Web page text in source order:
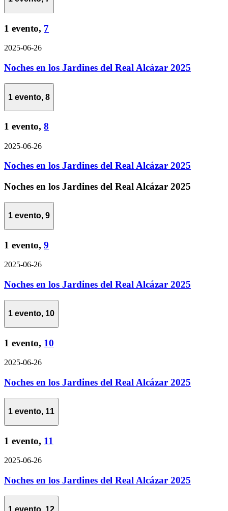
1 evento, 7
2025-06-26
Noches en los Jardines del Real Alcázar 2025
1 evento, 8
1 evento, 8
2025-06-26
Noches en los Jardines del Real Alcázar 2025
Noches en los Jardines del Real Alcázar 2025
1 evento, 9
1 evento, 9
2025-06-26
Noches en los Jardines del Real Alcázar 2025
1 evento, 10
1 evento, 10
2025-06-26
Noches en los Jardines del Real Alcázar 2025
1 evento, 11
1 evento, 11
2025-06-26
Noches en los Jardines del Real Alcázar 2025